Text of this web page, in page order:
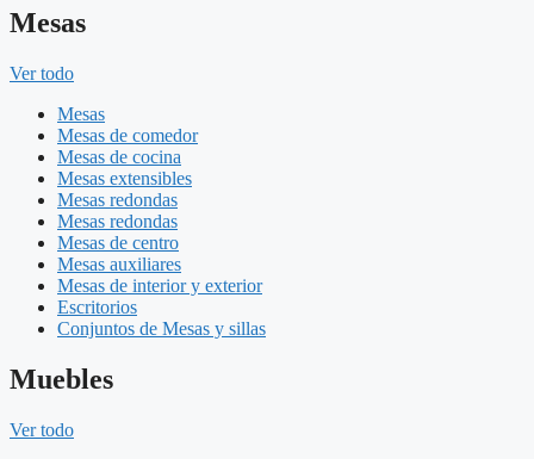
Mesas
Ver todo
Mesas
Mesas de comedor
Mesas de cocina
Mesas extensibles
Mesas redondas
Mesas redondas
Mesas de centro
Mesas auxiliares
Mesas de interior y exterior
Escritorios
Conjuntos de Mesas y sillas
Muebles
Ver todo